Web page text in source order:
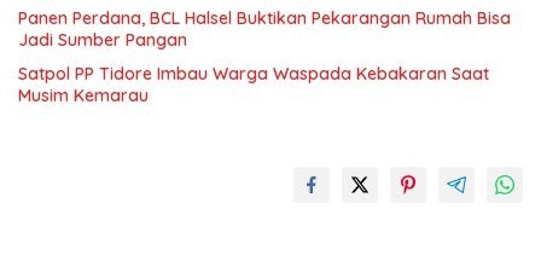
Panen Perdana, BCL Halsel Buktikan Pekarangan Rumah Bisa
Jadi Sumber Pangan
Satpol PP Tidore Imbau Warga Waspada Kebakaran Saat
Musim Kemarau